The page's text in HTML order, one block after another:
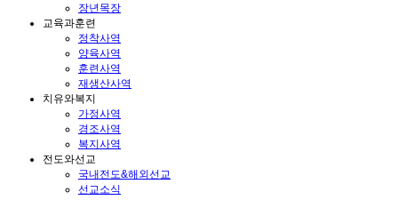
장년목장
교육과훈련
정착사역
양육사역
훈련사역
재생산사역
치유와복지
가정사역
경조사역
복지사역
전도와선교
국내전도&해외선교
선교소식